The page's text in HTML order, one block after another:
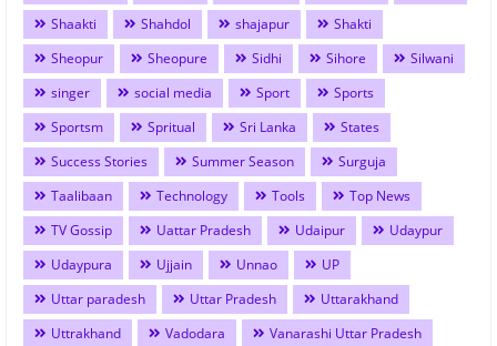
Shaakti
Shahdol shajapur
Shakti
Sheopur
Sheopure Sidhi Sihore
Silwani
singer
social media Sport
Sports
Sportsm
Spritual Sri Lanka
States
Success Stories
Summer Season
Surguja
Taalibaan
Technology Tools
Top News
TV Gossip
Uattar Pradesh Udaipur
Udaypur
Udaypura
Ujjain Unnao
UP
Uttar paradesh
Uttar Pradesh
Uttarakhand
Uttrakhand
Vadodara
Vanarashi Uttar Pradesh